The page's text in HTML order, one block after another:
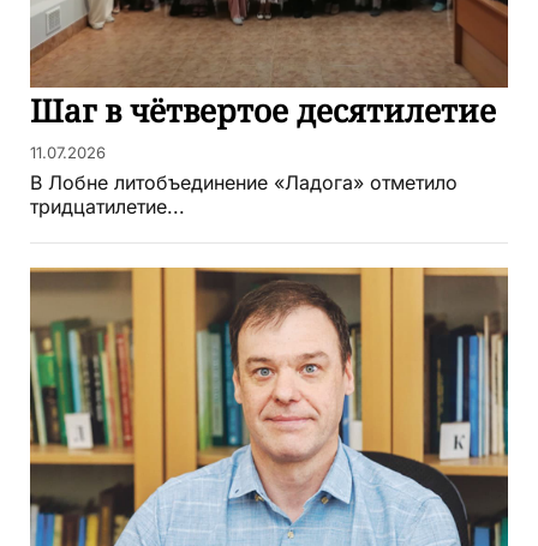
Шаг в чётвертое десятилетие
11.07.2026
В Лобне литобъединение «Ладога» отметило
тридцатилетие...